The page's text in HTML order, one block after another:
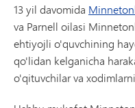
13 yil davomida
va Parnell oilasi
ehtiyojli o'quvchining
qo'lidan kelganicha
o'qituvchilar va